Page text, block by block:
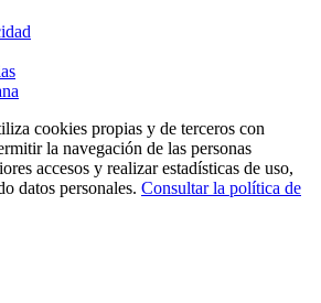
cookies propias y de terceros con
la navegación de las personas
accesos y realizar estadísticas de uso,
datos personales. Consultar la política de